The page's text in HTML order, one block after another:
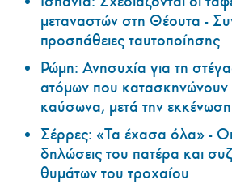
μεταναστών στη Θέουτα -
προσπάθειες ταυτοποίησης
Ρώμη: Ανησυχία για τη
ατόμων που κατασκηνώνουν
καύσωνα, μετά την εκκένωση
Σέρρες: «Τα έχασα όλα» -
δηλώσεις του πατέρα και
θυμάτων του τροχαίου